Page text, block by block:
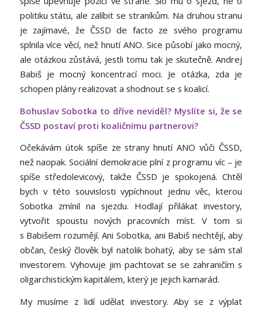
politiku státu, ale zalíbit se straníkům. Na druhou stranu
je zajímavé, že ČSSD de facto ze svého programu
splnila více věcí, než hnutí ANO. Sice působí jako mocný,
ale otázkou zůstává, jestli tomu tak je skutečně. Andrej
Babiš je mocný koncentrací moci. Je otázka, zda je
schopen plány realizovat a shodnout se s koalicí.
Bohuslav Sobotka to dříve neviděl? Myslíte si, že se
ČSSD postaví proti koaličnímu partnerovi?
Očekávám útok spíše ze strany hnutí ANO vůči ČSSD,
než naopak. Sociální demokracie plní z programu víc – je
spíše středolevicový, takže ČSSD je spokojená. Chtěl
bych v této souvislosti vypíchnout jednu věc, kterou
Sobotka zmínil na sjezdu. Hodlají přilákat investory,
vytvořit spoustu nových pracovních míst. V tom si
s Babišem rozumějí. Ani Sobotka, ani Babiš nechtějí, aby
občan, český člověk byl natolik bohatý, aby se sám stal
investorem. Vyhovuje jim pachtovat se se zahraničím s
oligarchistickým kapitálem, který je jejich kamarád.
My musíme z lidí udělat investory. Aby se z výplat